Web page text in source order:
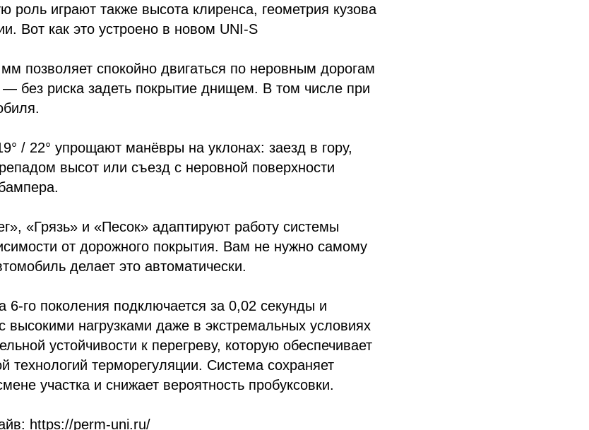
роль играют также высота клиренса, геометрия кузова
Вот как это устроено в новом UNI-S
позволяет спокойно двигаться по неровным дорогам
без риска задеть покрытие днищем. В том числе при
/ 22° упрощают манёвры на уклонах: заезд в гору,
высот или съезд с неровной поверхности
«Грязь» и «Песок» адаптируют работу системы
от дорожного покрытия. Вам не нужно самому
делает это автоматически.
го поколения подключается за 0,02 секунды и
высокими нагрузками даже в экстремальных условиях
устойчивости к перегреву, которую обеспечивает
технологий терморегуляции. Система сохраняет
участка и снижает вероятность пробуксовки.
https://perm-uni.ru/